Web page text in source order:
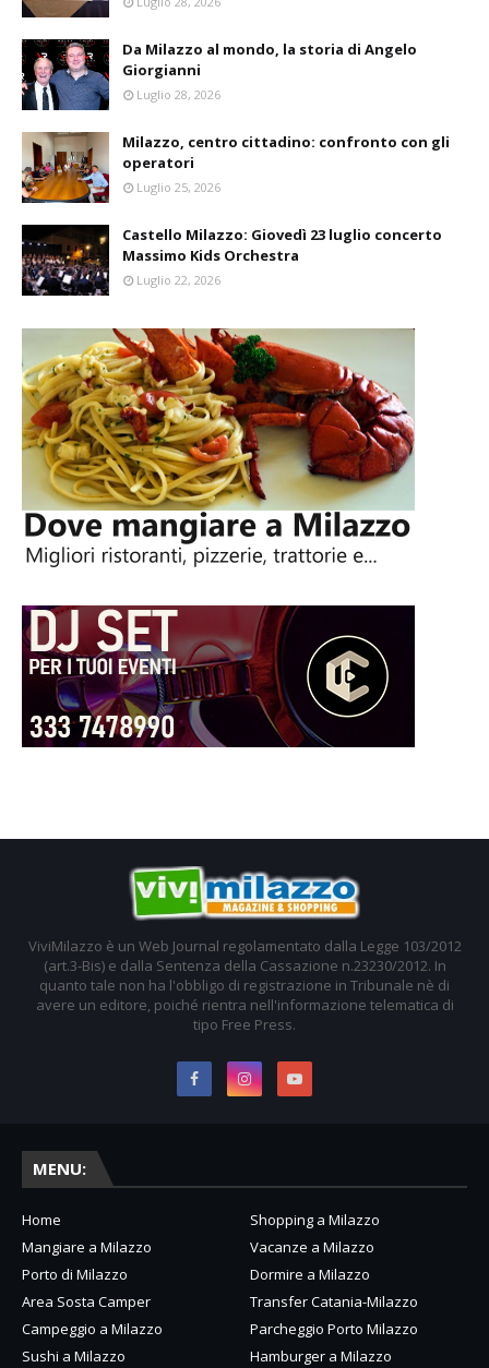
Da Milazzo al mondo, la storia di Angelo
Giorgianni
Luglio 28, 2026
Milazzo, centro cittadino: confronto con gli
operatori
Luglio 25, 2026
Castello Milazzo: Giovedì 23 luglio concerto
Massimo Kids Orchestra
Luglio 22, 2026
ViviMilazzo è un Web Journal regolamentato dalla Legge 103/2012
(art.3-Bis) e dalla Sentenza della Cassazione n.23230/2012. In
quanto tale non ha l'obbligo di registrazione in Tribunale nè di
avere un editore, poiché rientra nell'informazione telematica di
tipo Free Press.
MENU:
Home
Shopping a Milazzo
Mangiare a Milazzo
Vacanze a Milazzo
Porto di Milazzo
Dormire a Milazzo
Area Sosta Camper
Transfer Catania-Milazzo
Campeggio a Milazzo
Parcheggio Porto Milazzo
Sushi a Milazzo
Hamburger a Milazzo